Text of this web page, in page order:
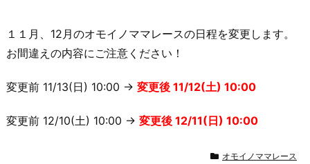
１１月、12月のオモイノママレースの日程を変更します。
お間違えの内容にご注意ください！
変更前 11/13(日) 10:00 → 変更後 11/12(土) 10:00
変更前 12/10(土) 10:00 → 変更後 12/11(日) 10:00
オモイノママレース